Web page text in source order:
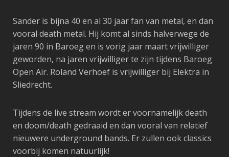
Sander is bijna 40 en al 30 jaar fan van metal, en dan
vooral death metal. Hij komt al sinds halverwege de
jaren 90 in Baroeg en is vorig jaar maart vrijwilliger
geworden, na jaren vrijwilliger te zijn tijdens Baroeg
Open Air. Roland Verhoef is vrijwilliger bij Elektra in
Sliedrecht.
Tijdens de live stream wordt er voornamelijk death
en doom/death gedraaid en dan vooral van relatief
nieuwere underground bands. Er zullen ook classics
voorbij komen natuurlijk!